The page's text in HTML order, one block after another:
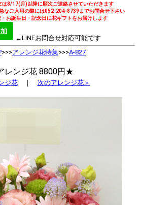
は8/17(月)以降に順次ご連絡させていただきます
なご入用の際には052-204-8739までお問合せ下さい
お誕生日・記念日に花ギフトをお届けします
←LINEお問合せ対応可能です
>>>アレンジ花特集>>>A-827
ンジ花 8800円★
ジ花｜ 次のアレンジ花＞